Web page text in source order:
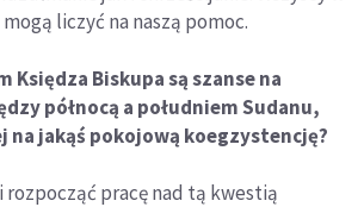
liczyć na naszą pomoc.
Księdza Biskupa są szanse na
północą a południem Sudanu,
na jakąś pokojową koegzystencję?
rozpocząć pracę nad tą kwestią